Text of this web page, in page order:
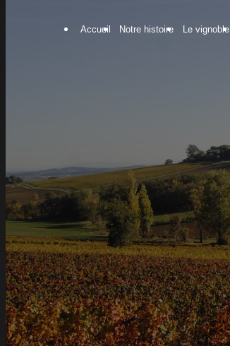
Accueil Notre histoire Le vignoble